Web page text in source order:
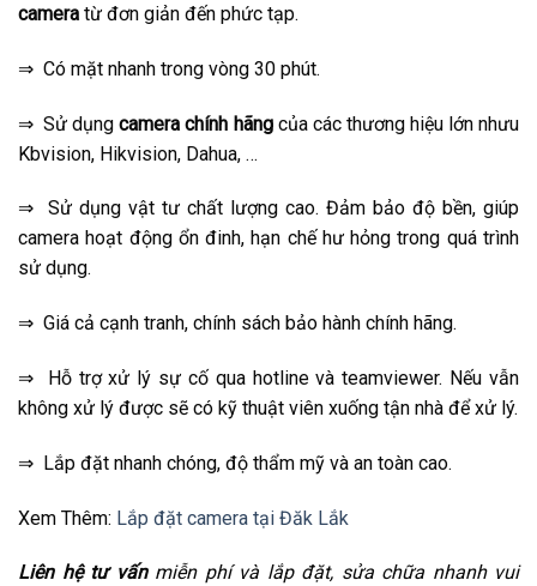
camera từ đơn giản đến phức tạp.
⇒ Có mặt nhanh trong vòng 30 phút.
⇒ Sử dụngcamera chính hãngcủa các thương hiệu lớn nhưu
Kbvision, Hikvision, Dahua, …
⇒ Sử dụng vật tư chất lượng cao. Đảm bảo độ bền, giúp
camera hoạt động ổn đinh, hạn chế hư hỏng trong quá trình
sử dụng.
⇒ Giá cả cạnh tranh, chính sách bảo hành chính hãng.
⇒ Hỗ trợ xử lý sự cố qua hotline và teamviewer. Nếu vẫn
không xử lý được sẽ có kỹ thuật viên xuống tận nhà để xử lý.
⇒ Lắp đặt nhanh chóng, độ thẩm mỹ và an toàn cao.
Xem Thêm: Lắp đặt camera tại Đăk Lắk
Liên hệ tư vấnmiễn phí và lắp đặt, sửa chữa nhanh vui